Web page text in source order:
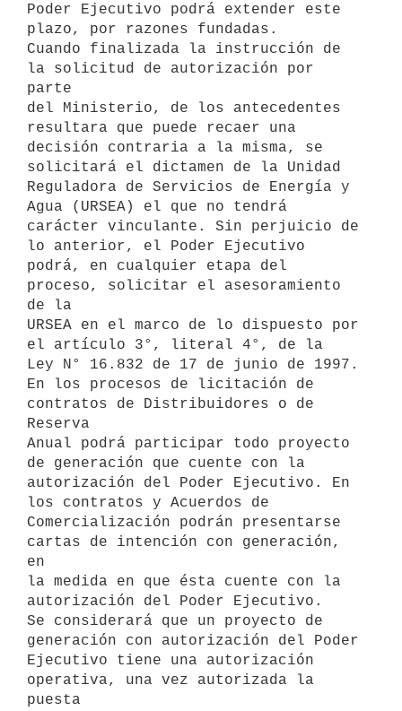
Poder Ejecutivo podrá extender este
plazo, por razones fundadas.
Cuando finalizada la instrucción de
la solicitud de autorización por
parte
del Ministerio, de los antecedentes
resultara que puede recaer una
decisión contraria a la misma, se
solicitará el dictamen de la Unidad
Reguladora de Servicios de Energía y
Agua (URSEA) el que no tendrá
carácter vinculante. Sin perjuicio de
lo anterior, el Poder Ejecutivo
podrá, en cualquier etapa del
proceso, solicitar el asesoramiento
de la
URSEA en el marco de lo dispuesto por
el artículo 3°, literal 4°, de la
Ley N° 16.832 de 17 de junio de 1997.
En los procesos de licitación de
contratos de Distribuidores o de
Reserva
Anual podrá participar todo proyecto
de generación que cuente con la
autorización del Poder Ejecutivo. En
los contratos y Acuerdos de
Comercialización podrán presentarse
cartas de intención con generación,
en
la medida en que ésta cuente con la
autorización del Poder Ejecutivo.
Se considerará que un proyecto de
generación con autorización del Poder
Ejecutivo tiene una autorización
operativa, una vez autorizada la
puesta